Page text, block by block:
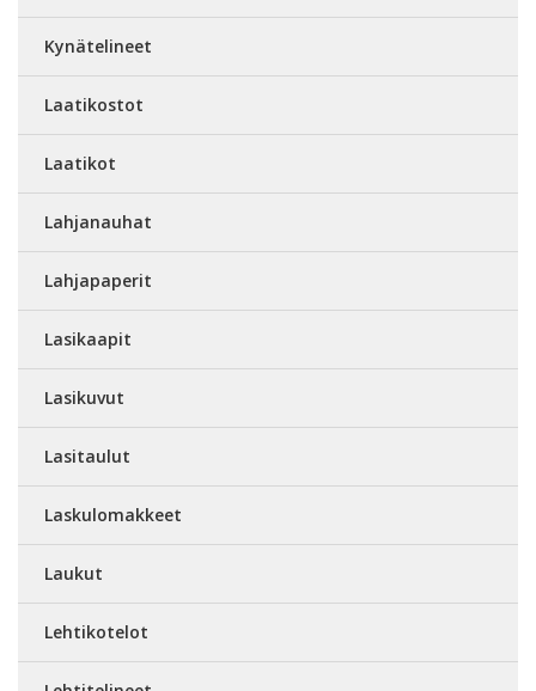
Kynätelineet
Laatikostot
Laatikot
Lahjanauhat
Lahjapaperit
Lasikaapit
Lasikuvut
Lasitaulut
Laskulomakkeet
Laukut
Lehtikotelot